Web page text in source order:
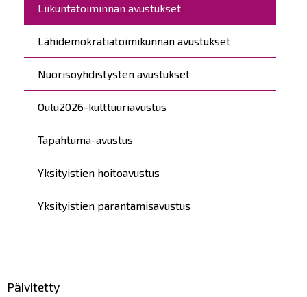
Liikuntatoiminnan avustukset
Lähidemokratiatoimikunnan avustukset
Nuorisoyhdistysten avustukset
Oulu2026-kulttuuriavustus
Tapahtuma-avustus
Yksityistien hoitoavustus
Yksityistien parantamisavustus
Päivitetty